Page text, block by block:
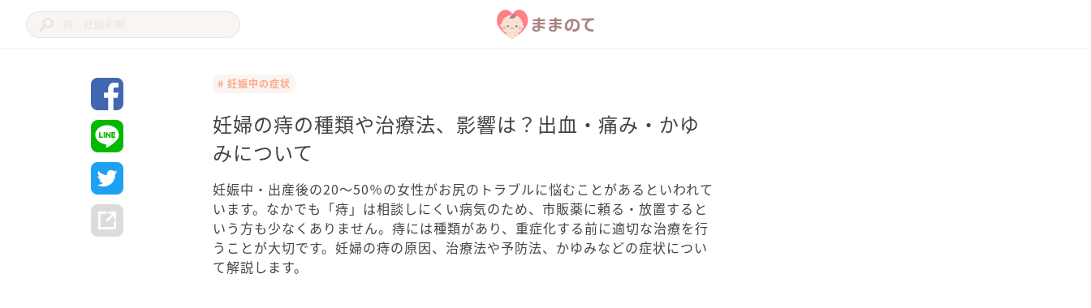
# 妊娠中の症状
妊婦の痔の種類や治療法、影響は？出血・痛み・かゆ
みについて
妊娠中・出産後の20〜50％の女性がお尻のトラブルに悩むことがあるといわれて
います。なかでも「痔」は相談しにくい病気のため、市販薬に頼る・放置すると
いう方も少なくありません。痔には種類があり、重症化する前に適切な治療を行
うことが大切です。妊婦の痔の原因、治療法や予防法、かゆみなどの症状につい
て解説します。